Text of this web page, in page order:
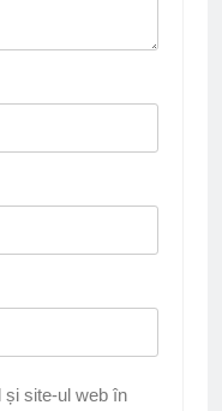
și site-ul web în